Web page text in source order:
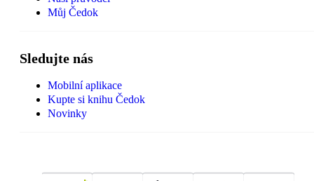
Můj Čedok
Sledujte nás
Mobilní aplikace
Kupte si knihu Čedok
Novinky